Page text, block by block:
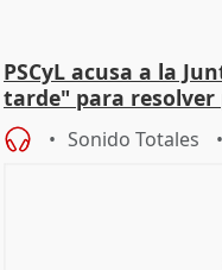
PSCyL acusa a la
tarde" para resolver
Sonido Totales